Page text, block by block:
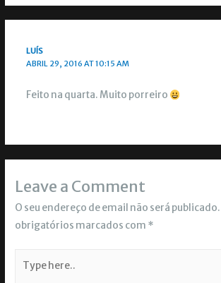
LUÍS
ABRIL 29, 2016 AT 10:15 AM
Feito na quarta. Muito porreiro
Leave a Comment
O seu endereço de email não será publicado.
obrigatórios marcados com *